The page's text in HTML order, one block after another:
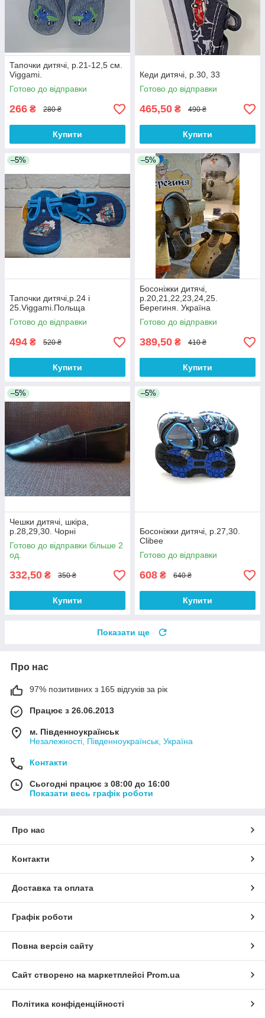
Тапочки дитячі, р.21-12,5 см.
Viggami.
Готово до відправки
266 ₴ 280 ₴
Купити
Кеди дитячі, р.30, 33
Готово до відправки
465,50 ₴ 490 ₴
Купити
–5%
Тапочки дитячі,р.24 і
25.Viggami.Польща
Готово до відправки
494 ₴ 520 ₴
Купити
–5%
Босоніжки дитячі,
р.20,21,22,23,24,25.
Берегиня. Україна
Готово до відправки
389,50 ₴ 410 ₴
Купити
–5%
Чешки дитячі, шкіра,
р.28,29,30. Чорні
Готово до відправки більше 2
од.
332,50 ₴ 350 ₴
Купити
–5%
Босоніжки дитячі, р.27,30.
Clibee
Готово до відправки
608 ₴ 640 ₴
Купити
Показати ще
Про нас
97% позитивних з 165 відгуків за рік
Працює з 26.06.2013
м. Південноукраїнськ
Незалежності, Південноукраїнськ, Україна
Контакти
Сьогодні працює з 08:00 до 16:00
Показати весь графік роботи
Про нас
Контакти
Доставка та оплата
Графік роботи
Повна версія сайту
Сайт створено на маркетплейсі Prom.ua
Політика конфіденційності